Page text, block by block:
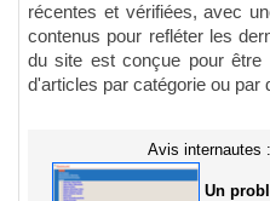
récentes et vérifiées, avec
contenus pour refléter les
du site est conçue pour être
d'articles par catégorie ou par
Avis internautes :
Un